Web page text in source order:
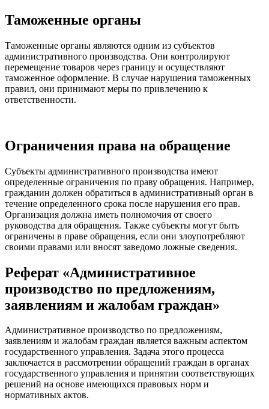
Таможенные органы
Таможенные органы являются одним из субъектов
административного производства. Они контролируют
перемещение товаров через границу и осуществляют
таможенное оформление. В случае нарушения таможенных
правил, они принимают меры по привлечению к
ответственности.
Ограничения права на обращение
Субъекты административного производства имеют
определенные ограничения по праву обращения. Например,
гражданин должен обратиться в административный орган в
течение определенного срока после нарушения его прав.
Организация должна иметь полномочия от своего
руководства для обращения. Также субъекты могут быть
ограничены в праве обращения, если они злоупотребляют
своими правами или вносят заведомо ложные сведения.
Реферат «Административное
производство по предложениям,
заявлениям и жалобам граждан»
Административное производство по предложениям,
заявлениям и жалобам граждан является важным аспектом
государственного управления. Задача этого процесса
заключается в рассмотрении обращений граждан в органах
государственного управления и принятии соответствующих
решений на основе имеющихся правовых норм и
нормативных актов.